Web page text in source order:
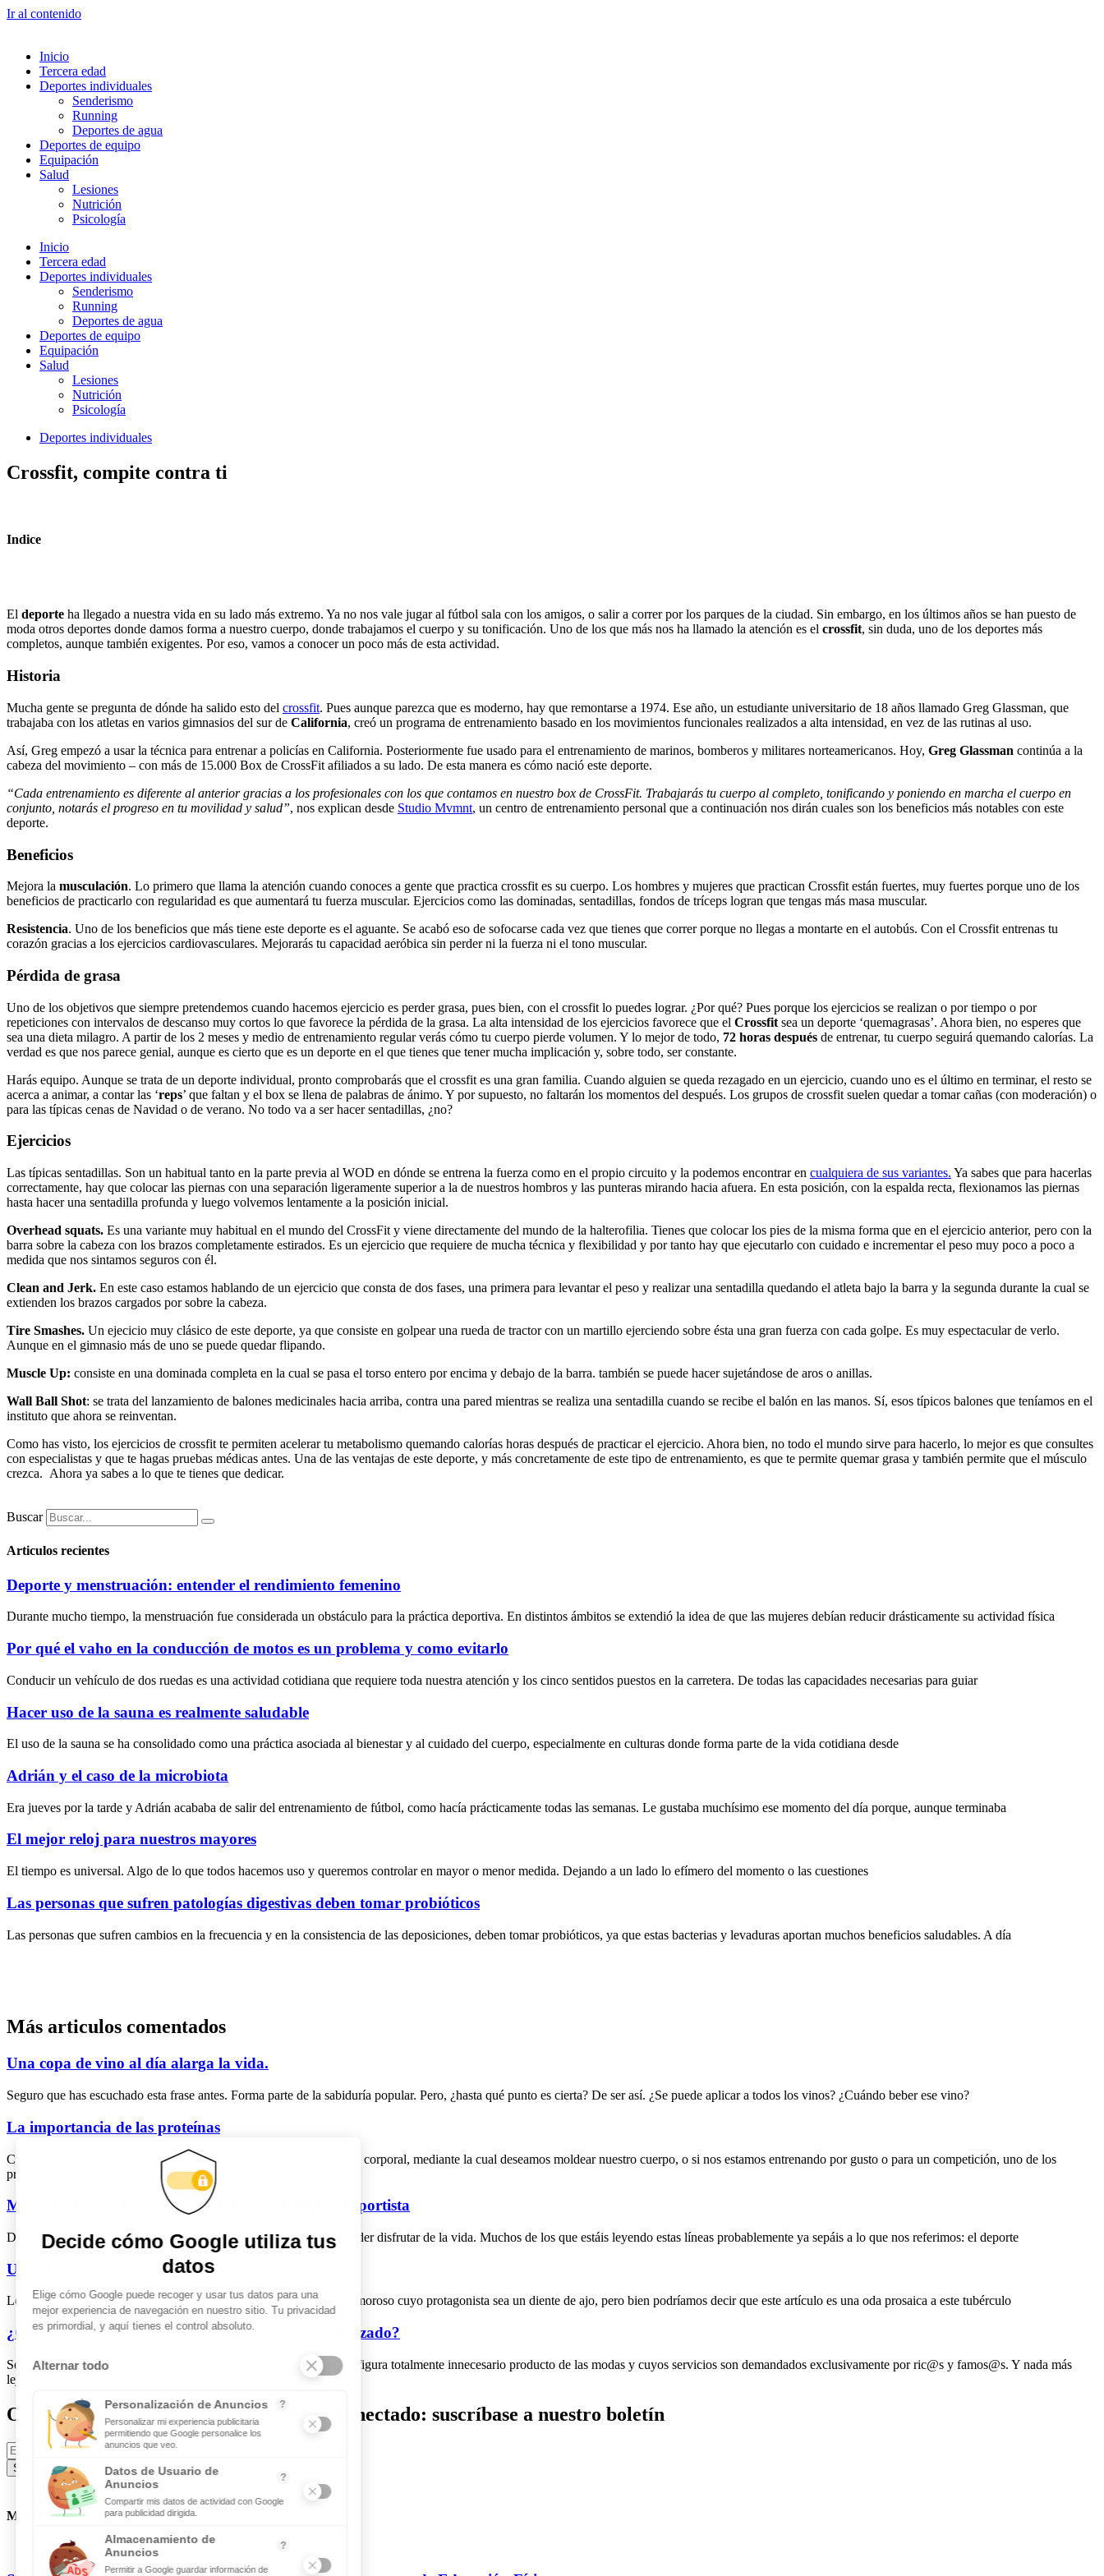
Ir al contenido
Inicio
Tercera edad
Deportes individuales
Senderismo
Running
Deportes de agua
Deportes de equipo
Equipación
Salud
Lesiones
Nutrición
Psicología
Inicio
Tercera edad
Deportes individuales
Senderismo
Running
Deportes de agua
Deportes de equipo
Equipación
Salud
Lesiones
Nutrición
Psicología
Deportes individuales
Crossfit, compite contra ti
Indice
El deporte ha llegado a nuestra vida en su lado más extremo. Ya no nos vale jugar al fútbol sala con los amigos, o salir a correr por los parques de la ciudad. Sin embargo, en los últimos años se han puesto de
moda otros deportes donde damos forma a nuestro cuerpo, donde trabajamos el cuerpo y su tonificación. Uno de los que más nos ha llamado la atención es el crossfit, sin duda, uno de los deportes más
completos, aunque también exigentes. Por eso, vamos a conocer un poco más de esta actividad.
Historia
Mucha gente se pregunta de dónde ha salido esto del crossfit. Pues aunque parezca que es moderno, hay que remontarse a 1974. Ese año, un estudiante universitario de 18 años llamado Greg Glassman, que
trabajaba con los atletas en varios gimnasios del sur de California, creó un programa de entrenamiento basado en los movimientos funcionales realizados a alta intensidad, en vez de las rutinas al uso.
Así, Greg empezó a usar la técnica para entrenar a policías en California. Posteriormente fue usado para el entrenamiento de marinos, bomberos y militares norteamericanos. Hoy, Greg Glassman continúa a la
cabeza del movimiento – con más de 15.000 Box de CrossFit afiliados a su lado. De esta manera es cómo nació este deporte.
“Cada entrenamiento es diferente al anterior gracias a los profesionales con los que contamos en nuestro box de CrossFit. Trabajarás tu cuerpo al completo, tonificando y poniendo en marcha el cuerpo en
conjunto, notarás el progreso en tu movilidad y salud”, nos explican desde Studio Mvmnt, un centro de entrenamiento personal que a continuación nos dirán cuales son los beneficios más notables con este
deporte.
Beneficios
Mejora la musculación. Lo primero que llama la atención cuando conoces a gente que practica crossfit es su cuerpo. Los hombres y mujeres que practican Crossfit están fuertes, muy fuertes porque uno de los
beneficios de practicarlo con regularidad es que aumentará tu fuerza muscular. Ejercicios como las dominadas, sentadillas, fondos de tríceps logran que tengas más masa muscular.
Resistencia. Uno de los beneficios que más tiene este deporte es el aguante. Se acabó eso de sofocarse cada vez que tienes que correr porque no llegas a montarte en el autobús. Con el Crossfit entrenas tu
corazón gracias a los ejercicios cardiovasculares. Mejorarás tu capacidad aeróbica sin perder ni la fuerza ni el tono muscular.
Pérdida de grasa
Uno de los objetivos que siempre pretendemos cuando hacemos ejercicio es perder grasa, pues bien, con el crossfit lo puedes lograr. ¿Por qué? Pues porque los ejercicios se realizan o por tiempo o por
repeticiones con intervalos de descanso muy cortos lo que favorece la pérdida de la grasa. La alta intensidad de los ejercicios favorece que el Crossfit sea un deporte ‘quemagrasas’. Ahora bien, no esperes que
sea una dieta milagro. A partir de los 2 meses y medio de entrenamiento regular verás cómo tu cuerpo pierde volumen. Y lo mejor de todo, 72 horas después de entrenar, tu cuerpo seguirá quemando calorías. La
verdad es que nos parece genial, aunque es cierto que es un deporte en el que tienes que tener mucha implicación y, sobre todo, ser constante.
Harás equipo. Aunque se trata de un deporte individual, pronto comprobarás que el crossfit es una gran familia. Cuando alguien se queda rezagado en un ejercicio, cuando uno es el último en terminar, el resto se
acerca a animar, a contar las ‘reps’ que faltan y el box se llena de palabras de ánimo. Y por supuesto, no faltarán los momentos del después. Los grupos de crossfit suelen quedar a tomar cañas (con moderación) o
para las típicas cenas de Navidad o de verano. No todo va a ser hacer sentadillas, ¿no?
Ejercicios
Las típicas sentadillas. Son un habitual tanto en la parte previa al WOD en dónde se entrena la fuerza como en el propio circuito y la podemos encontrar en cualquiera de sus variantes. Ya sabes que para hacerlas
correctamente, hay que colocar las piernas con una separación ligeramente superior a la de nuestros hombros y las punteras mirando hacia afuera. En esta posición, con la espalda recta, flexionamos las piernas
hasta hacer una sentadilla profunda y luego volvemos lentamente a la posición inicial.
Overhead squats. Es una variante muy habitual en el mundo del CrossFit y viene directamente del mundo de la halterofilia. Tienes que colocar los pies de la misma forma que en el ejercicio anterior, pero con la
barra sobre la cabeza con los brazos completamente estirados. Es un ejercicio que requiere de mucha técnica y flexibilidad y por tanto hay que ejecutarlo con cuidado e incrementar el peso muy poco a poco a
medida que nos sintamos seguros con él.
Clean and Jerk. En este caso estamos hablando de un ejercicio que consta de dos fases, una primera para levantar el peso y realizar una sentadilla quedando el atleta bajo la barra y la segunda durante la cual se
extienden los brazos cargados por sobre la cabeza.
Tire Smashes. Un ejecicio muy clásico de este deporte, ya que consiste en golpear una rueda de tractor con un martillo ejerciendo sobre ésta una gran fuerza con cada golpe. Es muy espectacular de verlo.
Aunque en el gimnasio más de uno se puede quedar flipando.
Muscle Up: consiste en una dominada completa en la cual se pasa el torso entero por encima y debajo de la barra. también se puede hacer sujetándose de aros o anillas.
Wall Ball Shot: se trata del lanzamiento de balones medicinales hacia arriba, contra una pared mientras se realiza una sentadilla cuando se recibe el balón en las manos. Sí, esos típicos balones que teníamos en el
instituto que ahora se reinventan.
Como has visto, los ejercicios de crossfit te permiten acelerar tu metabolismo quemando calorías horas después de practicar el ejercicio. Ahora bien, no todo el mundo sirve para hacerlo, lo mejor es que consultes
con especialistas y que te hagas pruebas médicas antes. Una de las ventajas de este deporte, y más concretamente de este tipo de entrenamiento, es que te permite quemar grasa y también permite que el músculo
crezca. Ahora ya sabes a lo que te tienes que dedicar.
Buscar
Articulos recientes
Deporte y menstruación: entender el rendimiento femenino
Durante mucho tiempo, la menstruación fue considerada un obstáculo para la práctica deportiva. En distintos ámbitos se extendió la idea de que las mujeres debían reducir drásticamente su actividad física
Por qué el vaho en la conducción de motos es un problema y como evitarlo
Conducir un vehículo de dos ruedas es una actividad cotidiana que requiere toda nuestra atención y los cinco sentidos puestos en la carretera. De todas las capacidades necesarias para guiar
Hacer uso de la sauna es realmente saludable
El uso de la sauna se ha consolidado como una práctica asociada al bienestar y al cuidado del cuerpo, especialmente en culturas donde forma parte de la vida cotidiana desde
Adrián y el caso de la microbiota
Era jueves por la tarde y Adrián acababa de salir del entrenamiento de fútbol, como hacía prácticamente todas las semanas. Le gustaba muchísimo ese momento del día porque, aunque terminaba
El mejor reloj para nuestros mayores
El tiempo es universal. Algo de lo que todos hacemos uso y queremos controlar en mayor o menor medida. Dejando a un lado lo efímero del momento o las cuestiones
Las personas que sufren patologías digestivas deben tomar probióticos
Las personas que sufren cambios en la frecuencia y en la consistencia de las deposiciones, deben tomar probióticos, ya que estas bacterias y levaduras aportan muchos beneficios saludables. A día
Más articulos comentados
Una copa de vino al día alarga la vida.
Seguro que has escuchado esta frase antes. Forma parte de la sabiduría popular. Pero, ¿hasta qué punto es cierta? De ser así. ¿Se puede aplicar a todos los vinos? ¿Cuándo beber ese vino?
La importancia de las proteínas
Cuando estamos siguiendo un plan de adelgazamiento o tonificación corporal, mediante la cual deseamos moldear nuestro cuerpo, o si nos estamos entrenando por gusto o para un competición, uno de los
principios básicos
Mejorar el descanso, fundamental para cualquier deportista
Disfrutar del deporte es una de las máximas imprescindibles para poder disfrutar de la vida. Muchos de los que estáis leyendo estas líneas probablemente ya sepáis a lo que nos referimos: el deporte
Una oda al diente de ajo
Lógicamente no voy a ponerme aquí ahora a componer un poema amoroso cuyo protagonista sea un diente de ajo, pero bien podríamos decir que este artículo es una oda prosaica a este tubérculo
¿Cuáles son las ventajas del entrenamiento personalizado?
Son muchas las personas que piensan que el personal trainer es una figura totalmente innecesario producto de las modas y cuyos servicios son demandados exclusivamente por ric@s y famos@s. Y nada más
lejos
Obtenga actualizaciones y manténgase conectado: suscríbase a nuestro boletín
Subscribite
Mas notas